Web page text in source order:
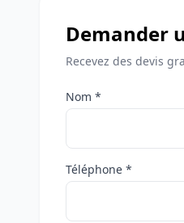
Demander
Recevez des devis
Nom *
Téléphone *